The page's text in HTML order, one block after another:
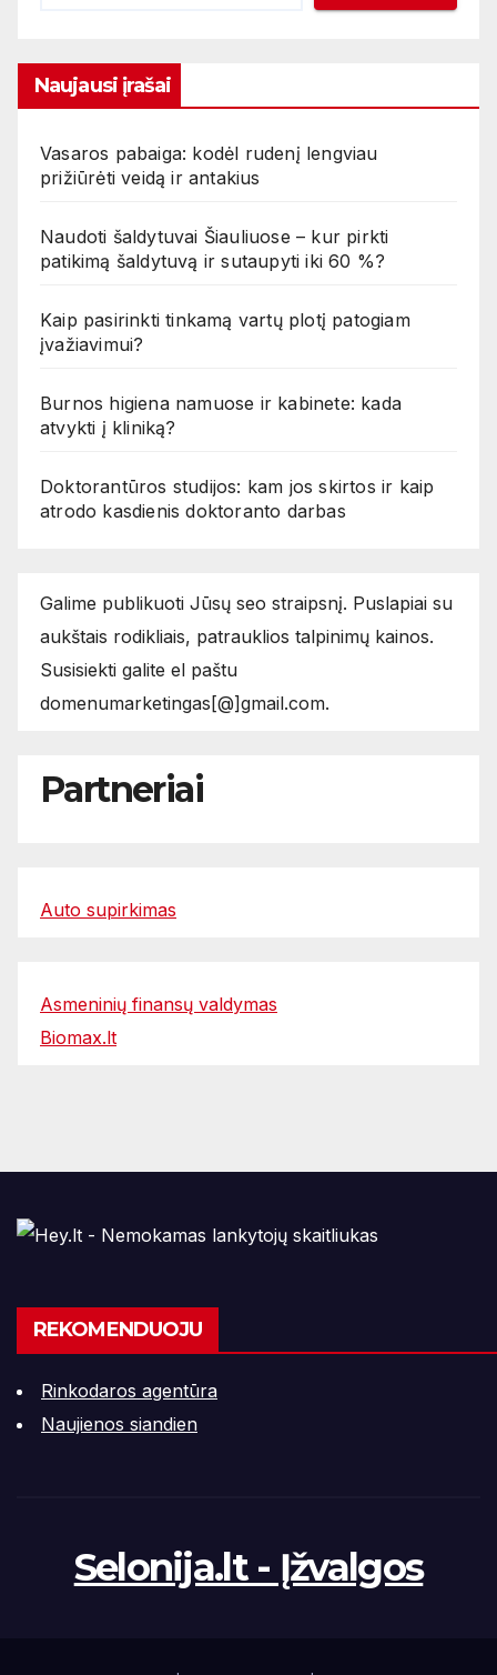
Naujausi įrašai
Vasaros pabaiga: kodėl rudenį lengviau
prižiūrėti veidą ir antakius
Naudoti šaldytuvai Šiauliuose – kur pirkti
patikimą šaldytuvą ir sutaupyti iki 60 %?
Kaip pasirinkti tinkamą vartų plotį patogiam
įvažiavimui?
Burnos higiena namuose ir kabinete: kada
atvykti į kliniką?
Doktorantūros studijos: kam jos skirtos ir kaip
atrodo kasdienis doktoranto darbas
Galime publikuoti Jūsų seo straipsnį. Puslapiai su
aukštais rodikliais, patrauklios talpinimų kainos.
Susisiekti galite el paštu
domenumarketingas[@]gmail.com.
Partneriai
Auto supirkimas
Asmeninių finansų valdymas
Biomax.lt
REKOMENDUOJU
Rinkodaros agentūra
Naujienos siandien
Selonija.lt - Įžvalgos